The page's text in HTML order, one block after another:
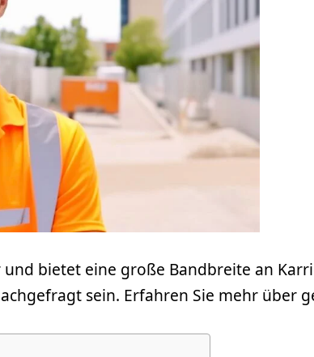
bietet eine große Bandbreite an
sein. Erfahren Sie mehr über